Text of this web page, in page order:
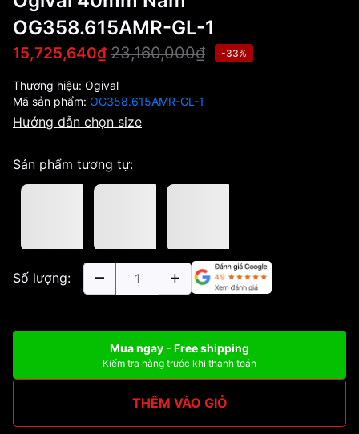
OG358.615AMR-GL-1
15,725,640₫ 23,160,000₫ -33%
Thương hiệu: Ogival
Mã sản phẩm: OG358.615AMR-GL-1
Hướng dẫn chọn size
Sản phẩm tương tự:
Số lượng:
Mua ngay - Free shipping
Kiểm tra hàng trước khi thanh toán
THÊM VÀO GIỎ